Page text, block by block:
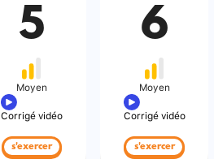
5
Moyen
Corrigé vidéo
s'exercer
6
Moyen
Corrigé vidéo
s'exercer